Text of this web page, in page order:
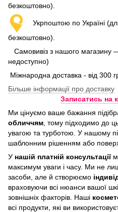
безкоштовно).
Укрпоштою по Україні
безкоштовно).
Самовивіз з нашого магазину
недоступно)
Міжнародна доставка - від 300
Більше інформації про доставку
Записатись на
Ми цінуємо ваше бажання
обличчям , тому підходимо до
увагою та турботою. У нашому
шаблонним рішенням або
У нашій платній консультації
максимум уваги і часу. Ми не
засоби, але й створюємо
враховуючи всі нюанси вашої
зовнішніх факторів. Наші
всі продукти, які ви